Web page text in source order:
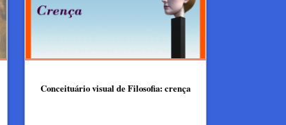
Conceituário visual de Filosofia: crença